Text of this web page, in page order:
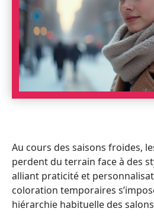
Au cours des saisons froides,
perdent du terrain face à des
alliant praticité et
coloration temporaires
hiérarchie habituelle des